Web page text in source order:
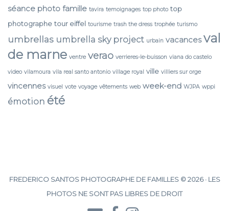
séance photo famille tavira temoignages top photo top
photographe tour eiffel tourisme trash the dress trophée turismo
umbrellas umbrella sky project urbain vacances val
de marne ventre verao verrieres-le-buisson viana do castelo
video vilamoura vila real santo antonio village royal ville villiers sur orge
vincennes visuel vote voyage vêtements web week-end WJPA wppi
émotion été
FREDERICO SANTOS PHOTOGRAPHE DE FAMILLES © 2026 · LES
PHOTOS NE SONT PAS LIBRES DE DROIT